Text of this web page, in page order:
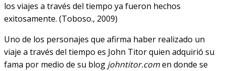
los viajes a través del tiempo ya fueron hechos
exitosamente. (Toboso., 2009)
Uno de los personajes que afirma haber realizado un
viaje a través del tiempo es John Titor quien adquirió su
fama por medio de su blog johntitor.comen donde se